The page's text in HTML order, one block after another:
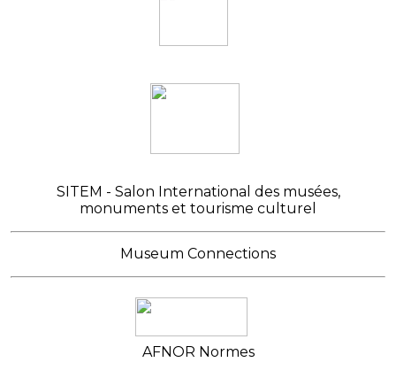
SITEM - Salon International des musées,
monuments et tourisme culturel
Museum Connections
AFNOR Normes